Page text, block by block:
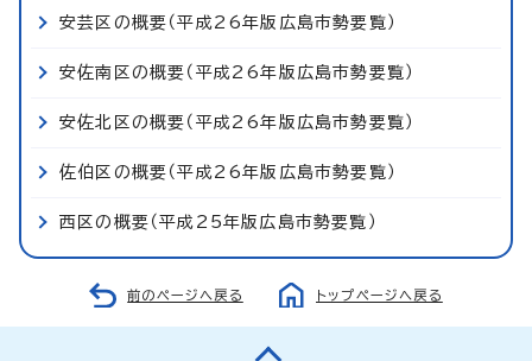
安芸区の概要（平成26年版広島市勢要覧）
安佐南区の概要（平成26年版広島市勢要覧）
安佐北区の概要（平成26年版広島市勢要覧）
佐伯区の概要（平成26年版広島市勢要覧）
西区の概要（平成25年版広島市勢要覧）
前のページへ戻る トップページへ戻る